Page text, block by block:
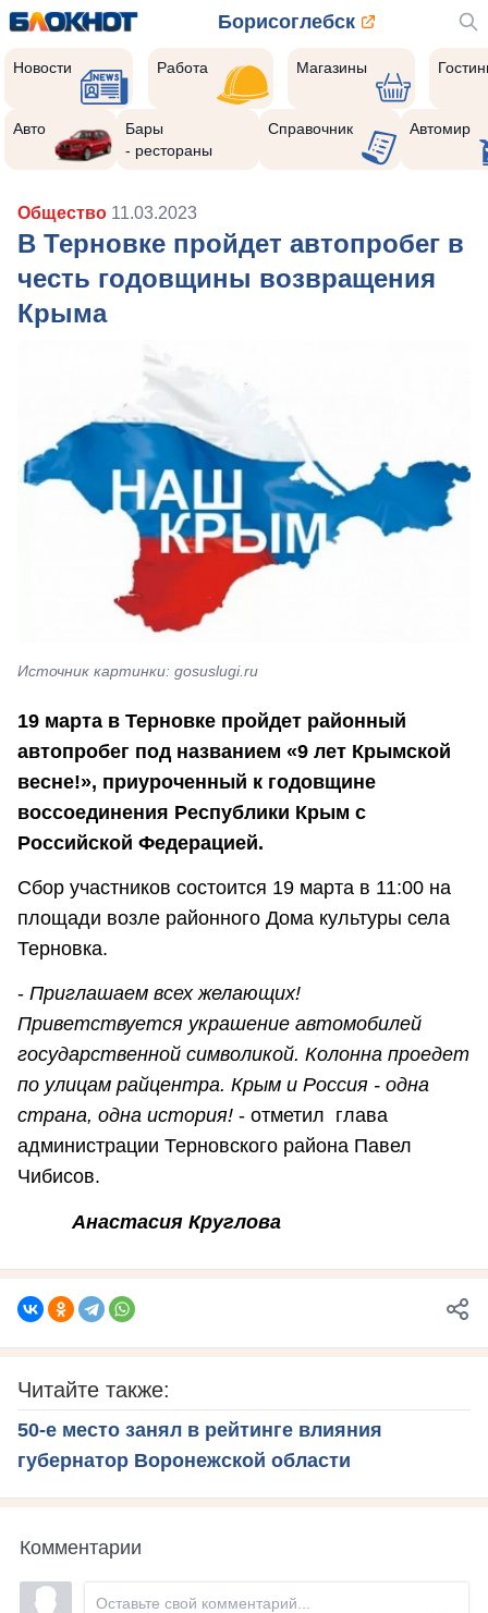
Борисоглебск
Новости Работа Магазины
Авто
Бары
- рестораны
Справочник Автомир
Общество 11.03.2023
В Терновке пройдет автопробег в
честь годовщины возвращения
Крыма
Источник картинки: gosuslugi.ru
19 марта в Терновке пройдет районный
автопробег под названием «9 лет Крымской
весне!», приуроченный к годовщине
воссоединения Республики Крым с
Российской Федерацией.
Сбор участников состоится 19 марта в 11:00 на
площади возле районного Дома культуры села
Терновка.
- Приглашаем всех желающих!
Приветствуется украшение автомобилей
государственной символикой. Колонна проедет
по улицам райцентра. Крым и Россия - одна
страна, одна история! - отметил глава
администрации Терновского района Павел
Чибисов.
Анастасия Круглова
Читайте также:
50-е место занял в рейтинге влияния
губернатор Воронежской области
Комментарии